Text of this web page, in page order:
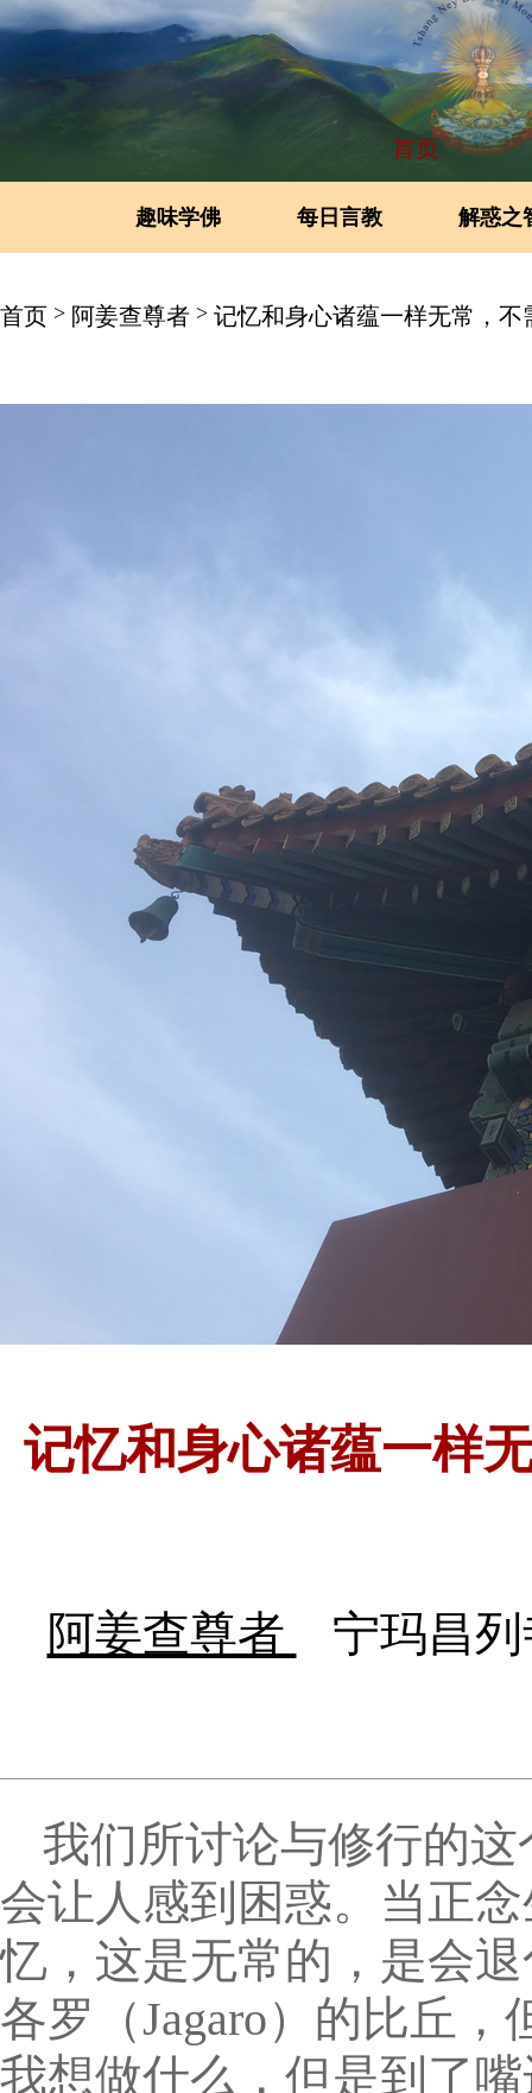
首页
趣味学佛 每日言教 解惑之
首页 > 阿姜查尊者 > 记忆和身心诸蕴一样无常，
记忆和身心诸蕴一样
阿姜查尊者 宁玛昌
我们所讨论与修行的
会让人感到困惑。当正
忆，这是无常的，是会
各罗（Jagaro）的比丘，
我想做什么，但是到了